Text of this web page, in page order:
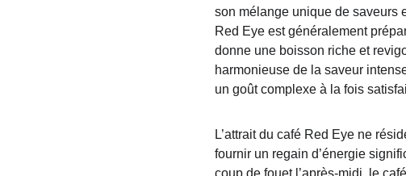
son mélange unique de saveurs
Red Eye est généralement
donne une boisson riche et
harmonieuse de la saveur
un goût complexe à la fois
L’attrait du café Red Eye ne
fournir un regain d’énergie
coup de fouet l’après-midi, le